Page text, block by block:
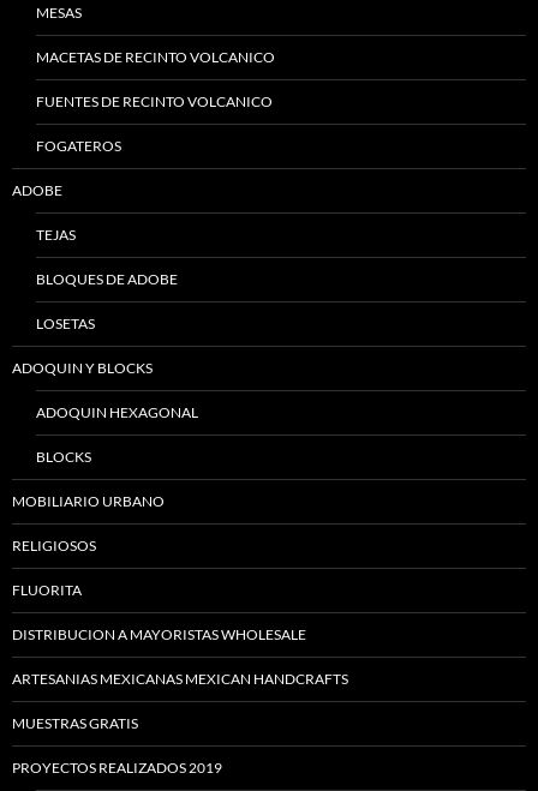
MESAS
MACETAS DE RECINTO VOLCANICO
FUENTES DE RECINTO VOLCANICO
FOGATEROS
ADOBE
TEJAS
BLOQUES DE ADOBE
LOSETAS
ADOQUIN Y BLOCKS
ADOQUIN HEXAGONAL
BLOCKS
MOBILIARIO URBANO
RELIGIOSOS
FLUORITA
DISTRIBUCION A MAYORISTAS WHOLESALE
ARTESANIAS MEXICANAS MEXICAN HANDCRAFTS
MUESTRAS GRATIS
PROYECTOS REALIZADOS 2019